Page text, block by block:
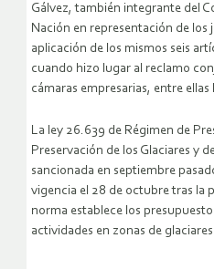
Gálvez, también integrante del
Nación en representación de los
aplicación de los mismos seis
cuando hizo lugar al reclamo
cámaras empresarias, entre ellas
La ley 26.639 de Régimen de
Preservación de los Glaciares y
sancionada en septiembre
vigencia el 28 de octubre tras la
norma establece los
actividades en zonas de